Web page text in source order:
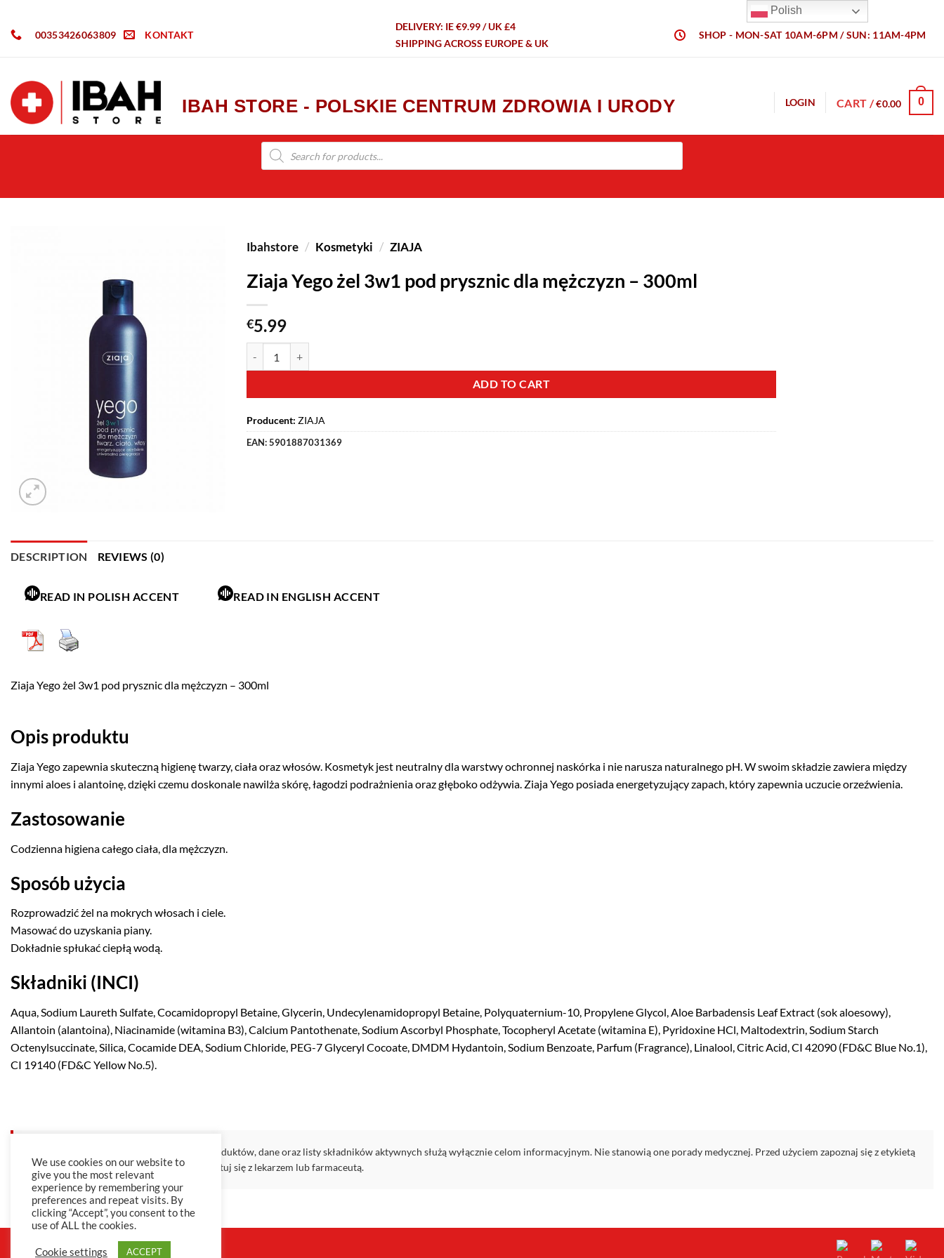
00353426063809 KONTAKT
DELIVERY: IE €9.99 / UK £4
SHIPPING ACROSS EUROPE & UK
SHOP - MON-SAT 10AM-6PM / SUN: 11AM-4PM
IBAH STORE - POLSKIE CENTRUM ZDROWIA I URODY LOGIN CART /€0.00 0
Ibahstore / Kosmetyki / ZIAJA
Ziaja Yego żel 3w1 pod prysznic dla mężczyzn – 300ml
€5.99
ADD TO CART
Producent: ZIAJA
EAN:5901887031369
DESCRIPTION REVIEWS (0)
READ IN POLISH ACCENT READ IN ENGLISH ACCENT
Ziaja Yego żel 3w1 pod prysznic dla mężczyzn – 300ml
Opis produktu
Ziaja Yego zapewnia skuteczną higienę twarzy, ciała oraz włosów. Kosmetyk jest neutralny dla warstwy ochronnej naskórka i nie narusza naturalnego pH. W swoim składzie zawiera między
innymi aloes i alantoinę, dzięki czemu doskonale nawilża skórę, łagodzi podrażnienia oraz głęboko odżywia. Ziaja Yego posiada energetyzujący zapach, który zapewnia uczucie orzeźwienia.
Zastosowanie
Codzienna higiena całego ciała, dla mężczyzn.
Sposób użycia
Rozprowadzić żel na mokrych włosach i ciele.
Masować do uzyskania piany.
Dokładnie spłukać ciepłą wodą.
Składniki (INCI)
Aqua, Sodium Laureth Sulfate, Cocamidopropyl Betaine, Glycerin, Undecylenamidopropyl Betaine, Polyquaternium-10, Propylene Glycol, Aloe Barbadensis Leaf Extract (sok aloesowy),
Allantoin (alantoina), Niacinamide (witamina B3), Calcium Pantothenate, Sodium Ascorbyl Phosphate, Tocopheryl Acetate (witamina E), Pyridoxine HCl, Maltodextrin, Sodium Starch
Octenylsuccinate, Silica, Cocamide DEA, Sodium Chloride, PEG-7 Glyceryl Cocoate, DMDM Hydantoin, Sodium Benzoate, Parfum (Fragrance), Linalool, Citric Acid, CI 42090 (FD&C Blue No.1),
CI 19140 (FD&C Yellow No.5).
Wszystkie opisy produktów, dane oraz listy składników aktywnych służą wyłącznie celom informacyjnym. Nie stanowią one porady medycznej. Przed użyciem zapoznaj się z etykietą
produktu. W przypadku wątpliwości skonsultuj się z lekarzem lub farmaceutą.
PRIVACY POLICY
We use cookies on our website to
give you the most relevant
experience by remembering your
preferences and repeat visits. By
clicking “Accept”, you consent to the
use of ALL the cookies.
Cookie settings ACCEPT
Polish